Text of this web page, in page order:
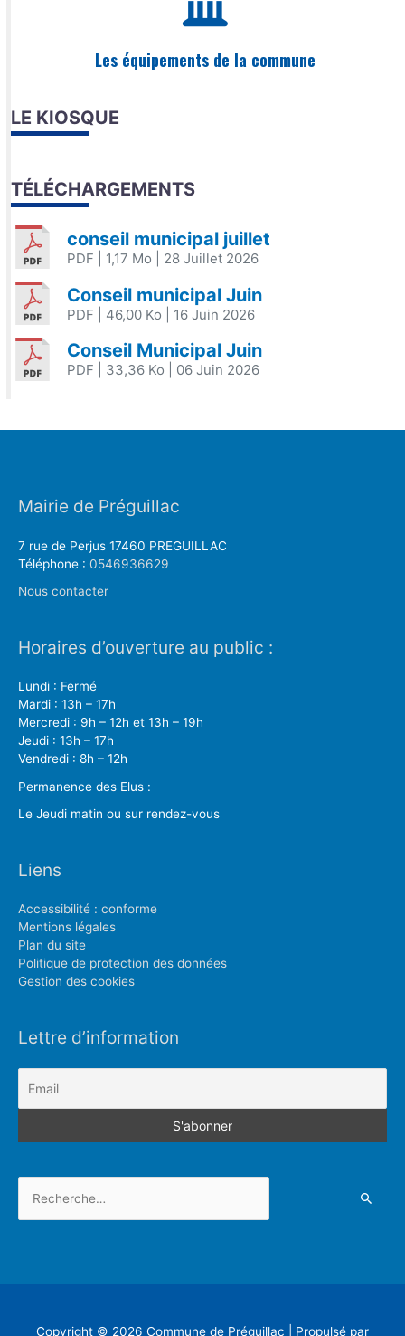
Les équipements de la commune
LE KIOSQUE
TÉLÉCHARGEMENTS
conseil municipal juillet
PDF | 1,17 Mo | 28 Juillet 2026
Conseil municipal Juin
PDF | 46,00 Ko | 16 Juin 2026
Conseil Municipal Juin
PDF | 33,36 Ko | 06 Juin 2026
Mairie de Préguillac
7 rue de Perjus 17460 PREGUILLAC
Téléphone : 0546936629
Nous contacter
Horaires d’ouverture au public :
Lundi : Fermé
Mardi : 13h – 17h
Mercredi : 9h – 12h et 13h – 19h
Jeudi : 13h – 17h
Vendredi : 8h – 12h
Permanence des Elus :
Le Jeudi matin ou sur rendez-vous
Liens
Accessibilité : conforme
Mentions légales
Plan du site
Politique de protection des données
Gestion des cookies
Lettre d’information
Copyright © 2026 Commune de Préguillac | Propulsé par